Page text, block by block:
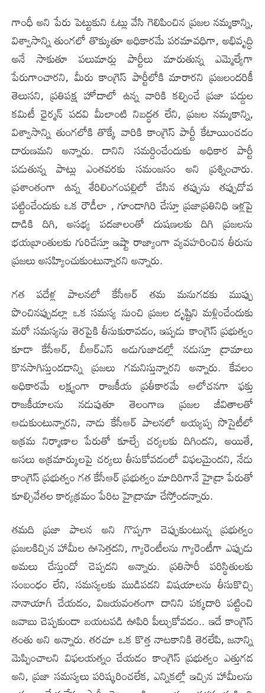
గాంధీ అని పేరు పెట్టుకుని ఓట్లు వేసి గెలిపించిన ప్రజల నమ్మకాన్ని,
విశ్వాసాన్ని తుంగలో తొక్కుతూ అధికారమే పరమావధిగా, అభివృద్ధి
అనే సాకుతూ పలుమార్లు పార్టీలు మారుతున్న ఎమ్మెల్యేగా
పేరుగాంచారని, మీరు కాంగ్రెస్ పార్టీలోకి మారారని ప్రజలందరికీ
తెలుసని, ప్రతిపక్ష హోదాలో ఉన్న వారికి కల్పించే ప్రజా పద్దుల
కమిటీ ఛైర్మన్ పదవి మీలాంటి నిబద్ధత లేని, ప్రజల నమ్మకాన్ని,
విశ్వాసాన్ని తుంగలోకి తొక్కే వారికి కాంగ్రెస్ పార్టీ కేటాయించడం
దారుణ‌మ‌ని అన్నారు. దానిని సమర్దించేందుకు అధికార పార్టీ
పడుతున్న పాట్లు ఎంతవరకు సమంజసం అని ప్ర‌శ్నించారు.
ప్రశాంతంగా ఉన్న శేరిలింగంపల్లిలో చేసిన తప్పును తప్పుదోవ
పట్టించేందుకు ఒక రౌడీలా , గూండాగిరి చేస్తూ ప్రజాప్రతినిధి ఇళ్లపై
దాడికి దిగి, అసభ్య పదజాలంతో దుషణలకు దిగి ప్రజలను
భయబ్రాంతులకు గురిచేస్తూ ఇష్టా రాజ్యాంగా వ్యవహరించిన తీరును
ప్రజలు అసహ్యించుకుంటున్నారని అన్నారు.
గత పదేళ్ల పాలనలో కేసీఆర్ తమ మనుగడకు ముప్పు
పొంచినప్పుడల్లా ఒక సమస్య నుంచి ప్రజల దృష్టిని మళ్లించేందుకు
మరో సమస్యను తెరపైకి తీసుకురావడం, ఇప్పడు కాంగ్రెస్ ప్రభుత్వం
కూడా కేసీఆర్, బీఆర్ఎస్ అడుగుజాడల్లో నడుస్తూ డ్రామాలు
కొనసాగిస్తుండ‌డాన్ని ప్ర‌జ‌లు గ‌మ‌నిస్తున్నార‌ని అన్నారు. కేవలం
అధికారమే లక్ష్యంగా రాజకీయ ప్రతీకారమే ఆలోచనగా ఫక్తు
రాజకీయాలను నడుపుతూ తెలంగాణ ప్రజల జీవితాలతో
ఆడుకుంటున్నార‌ని, నాడు కేసీఆర్ పాలనలో అయ్యప్ప సొసైటీలో
అక్రమ నిర్మాణాల పేరుతో కూల్చే చర్యలకు దిగింద‌ని, అయితే,
అసలు అక్రమార్కులపై చర్యలు తీసుకోవడంలో విఫలమైంద‌ని, నేడు
కాంగ్రెస్ ప్రభుత్వం గత కేసీఆర్ ప్రభుత్వం మాదిరిగానే హైడ్రా పేరుతో
కూల్చివేతల కార్యక్రమం పేరిట‌ హైడ్రామా చేస్తోంద‌న్నారు.
త‌మది ప్రజా పాలన అని గొప్పగా చెప్పుకుంటున్న ప్రభుత్వం
ప్రజలకిచ్చిన హామీల ఊసెత్తద‌ని, గ్యారెంటీలను గ్యారెంటీగా ఎప్పుడు
అమలు చేస్తుందో చెప్పద‌ని అన్నారు. ప్ర‌తిసారీ పరిస్థితులకు
సంబంధం లేని, సమస్యలకు ముడిపడని విషయాలను తీసుకొచ్చి
నానాయాగీ చేయడం, విజయవంతంగా దానిని పక్కదారి పట్టించి
జవాబు చెప్పకుండా బయటపడి ఊపిరి పీల్చుకోవడం.. ఇదే కాంగ్రెస్
తంతు అని అన్నారు. తరచూ ఒక కొత్త నాటకానికి తెరలేపి, జనాన్ని
మెప్పించాలని విఫలయత్నం చేయడం కాంగ్రెస్ ప్రభుత్వం ఎత్తుగడ
అని, ప్రజా సమస్యలు పరిష్కరించలేక, ఎన్నికల్లో ఇచ్చిన హామీల‌ను